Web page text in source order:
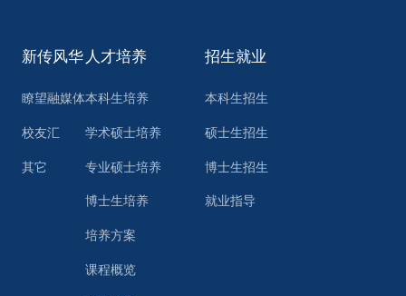
新传风华
瞭望融媒体
校友汇
其它
人才培养
本科生培养
学术硕士培养
专业硕士培养
博士生培养
培养方案
课程概览
招生就业
本科生招生
硕士生招生
博士生招生
就业指导